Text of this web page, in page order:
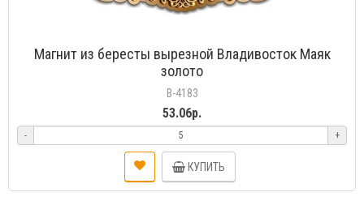
Магнит из бересты вырезной Владивосток Маяк
золото
В-4183
53.06р.
- +
КУПИТЬ